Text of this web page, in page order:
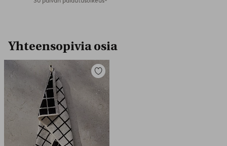
Yhteensopivia osia
Lisää